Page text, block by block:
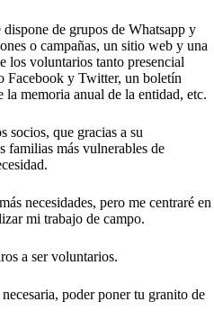
de grupos de Whatsapp y
o campañas, un sitio web y una
los voluntarios tanto presencial
Facebook y Twitter, un boletín
memoria anual de la entidad, etc.
socios, que gracias a su
familias más vulnerables de
necesidades, pero me centraré en
mi trabajo de campo.
a ser voluntarios.
poder poner tu granito de